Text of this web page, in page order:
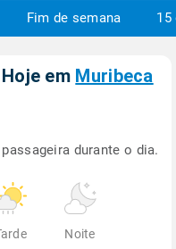
Fim de semana 15
em Muribeca
durante o dia.
Noite